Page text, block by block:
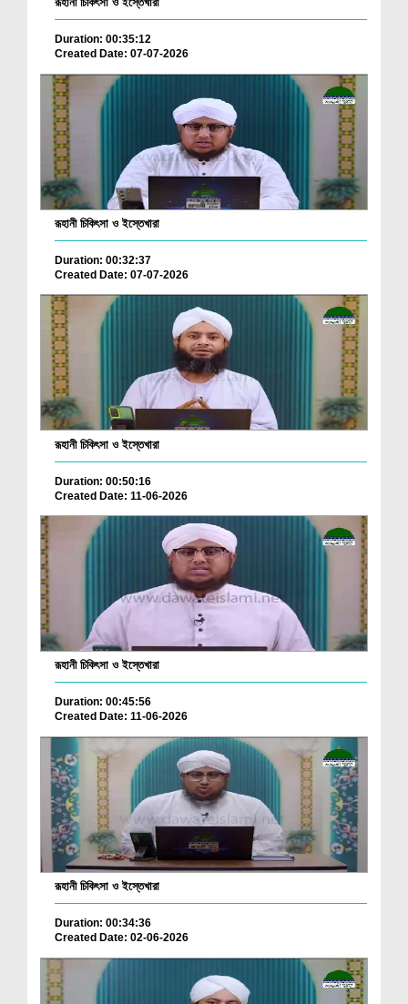
Duration: 00:35:12
Created Date: 07-07-2026
রূহানী চিকিৎসা ও ইস্তেখারা
Duration: 00:32:37
Created Date: 07-07-2026
রূহানী চিকিৎসা ও ইস্তেখারা
Duration: 00:50:16
Created Date: 11-06-2026
রূহানী চিকিৎসা ও ইস্তেখারা
Duration: 00:45:56
Created Date: 11-06-2026
রূহানী চিকিৎসা ও ইস্তেখারা
Duration: 00:34:36
Created Date: 02-06-2026